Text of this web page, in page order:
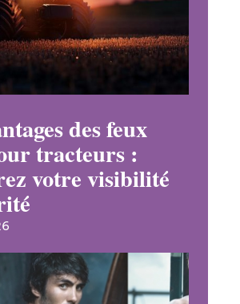
des feux
tracteurs :
votre visibilité